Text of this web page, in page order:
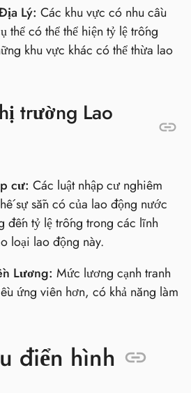
Lý: Các khu vực có nhu cầu
thể có thể thể hiện tỷ lệ trống
khu vực khác có thể thừa lao
trường Lao
cư: Các luật nhập cư nghiêm
sự sẵn có của lao động nước
đến tỷ lệ trống trong các lĩnh
loại lao động này.
Lương: Mức lương cạnh tranh
ứng viên hơn, có khả năng làm
điển hình